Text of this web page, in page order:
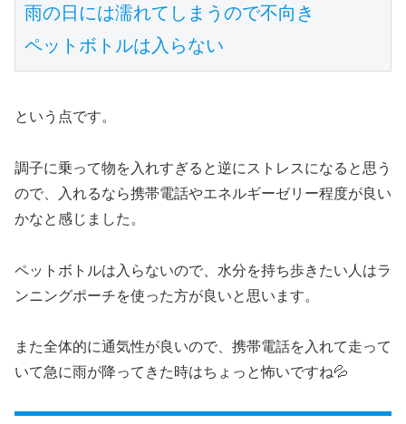
雨の日には濡れてしまうので不向き
ペットボトルは入らない
という点です。
調子に乗って物を入れすぎると逆にストレスになると思う
ので、入れるなら携帯電話やエネルギーゼリー程度が良い
かなと感じました。
ペットボトルは入らないので、水分を持ち歩きたい人はラ
ンニングポーチを使った方が良いと思います。
また全体的に通気性が良いので、携帯電話を入れて走って
いて急に雨が降ってきた時はちょっと怖いですね💦